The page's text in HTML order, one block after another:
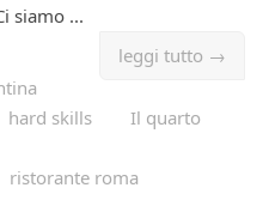
siamo ...
leggi tutto →
hard skills
Il quarto
ristorante roma